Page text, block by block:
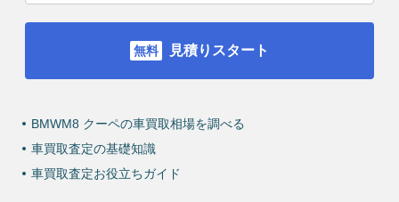
見積りスタート
BMWM8 クーペの車買取相場を調べる
車買取査定の基礎知識
車買取査定お役立ちガイド